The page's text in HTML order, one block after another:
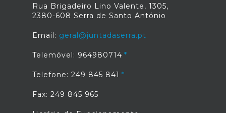
Rua Brigadeiro Lino Valente, 1305,
2380-608 Serra de Santo António
Email: geral@juntadaserra.pt
Telemóvel: 964980714
Telefone: 249 845 841
Fax: 249 845 965